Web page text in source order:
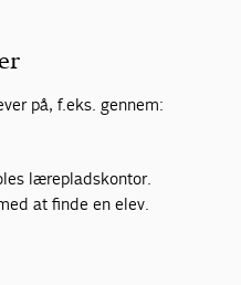
på, f.eks. gennem:
lærepladskontor.
at finde en elev.